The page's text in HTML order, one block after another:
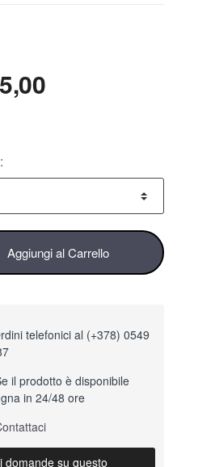
Aggiungi al Carrello
telefonici al (+378) 0549
il prodotto è disponibile
in 24/48 ore
domande su questo